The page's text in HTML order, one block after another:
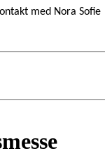
med Nora Sofie